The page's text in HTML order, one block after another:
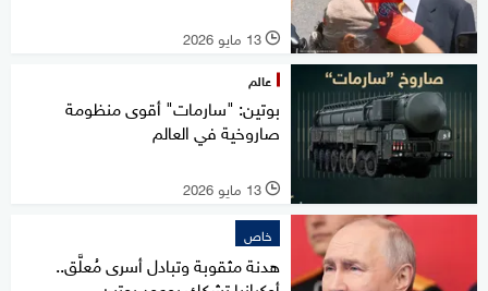
l 13 مايو 2026
عالم
بوتين: "سارمات" أقوى منظومة
صاروخية في العالم
l 13 مايو 2026
خاص
هدنة مثقوبة وتبادل أسرى مُعلَّق..